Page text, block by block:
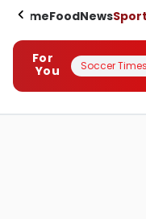
HomeFoodNewsSport
For
You
Soccer Times